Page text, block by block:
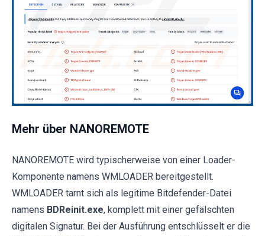
Mehr über NANOREMOTE
NANOREMOTE wird typischerweise von einer Loader-
Komponente namens WMLOADER bereitgestellt.
WMLOADER tarnt sich als legitime Bitdefender-Datei
namens BDReinit.exe, komplett mit einer gefälschten
digitalen Signatur. Bei der Ausführung entschlüsselt er die